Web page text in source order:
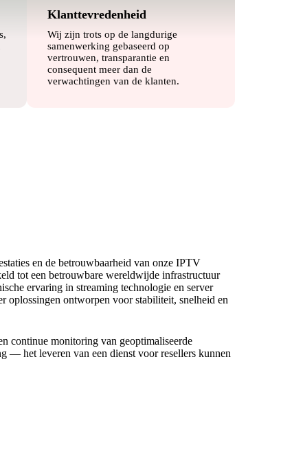
Klanttevredenheid
Wij zijn trots op de langdurige
samenwerking gebaseerd op
vertrouwen, transparantie en
consequent meer dan de
verwachtingen van de klanten.
en de betrouwbaarheid van onze IPTV
tot een betrouwbare wereldwijde infrastructuur
ervaring in streaming technologie en server
oplossingen ontworpen voor stabiliteit, snelheid en
continue monitoring van geoptimaliseerde
— het leveren van een dienst voor resellers kunnen